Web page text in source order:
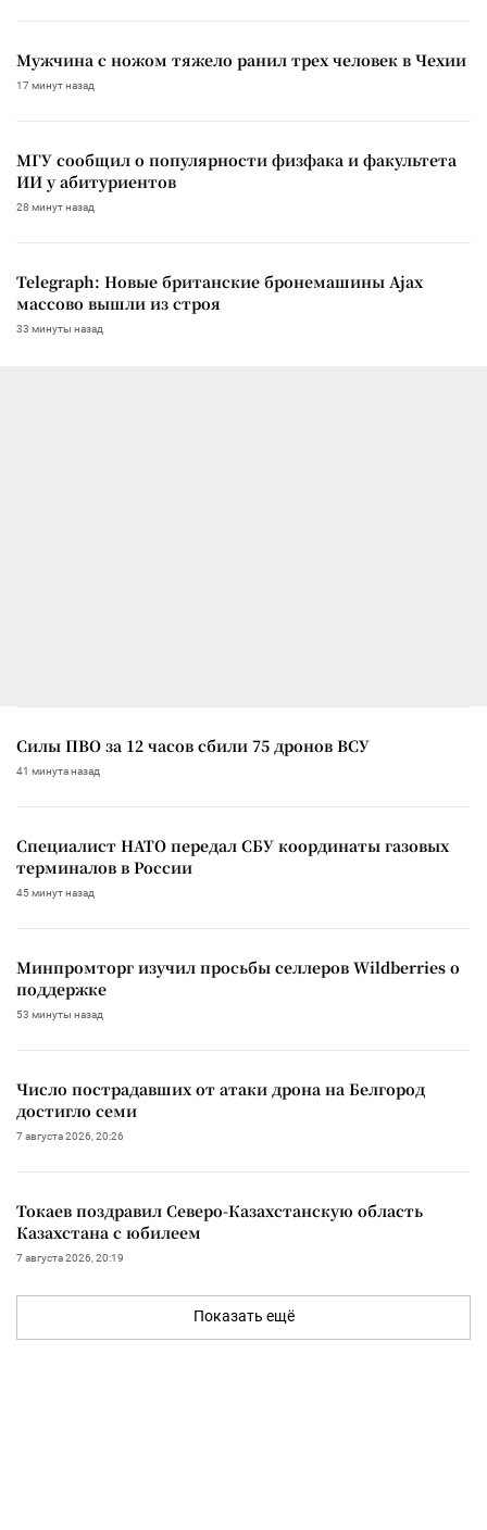
Мужчина с ножом тяжело ранил трех человек в Чехии
17 минут назад
МГУ сообщил о популярности физфака и факультета
ИИ у абитуриентов
28 минут назад
Telegraph: Новые британские бронемашины Ajax
массово вышли из строя
33 минуты назад
Силы ПВО за 12 часов сбили 75 дронов ВСУ
41 минута назад
Специалист НАТО передал СБУ координаты газовых
терминалов в России
45 минут назад
Минпромторг изучил просьбы селлеров Wildberries о
поддержке
53 минуты назад
Число пострадавших от атаки дрона на Белгород
достигло семи
7 августа 2026, 20:26
Токаев поздравил Северо-Казахстанскую область
Казахстана с юбилеем
7 августа 2026, 20:19
Показать ещё